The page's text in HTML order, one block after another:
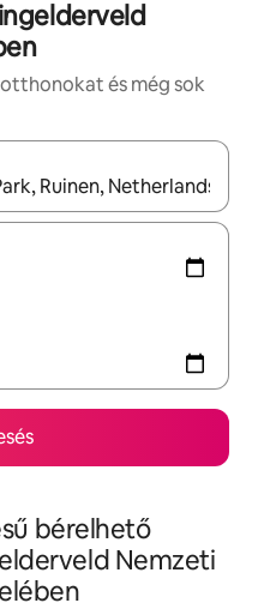
és még sok
és a lefelé nyíllal
bérelhető
Nemzeti